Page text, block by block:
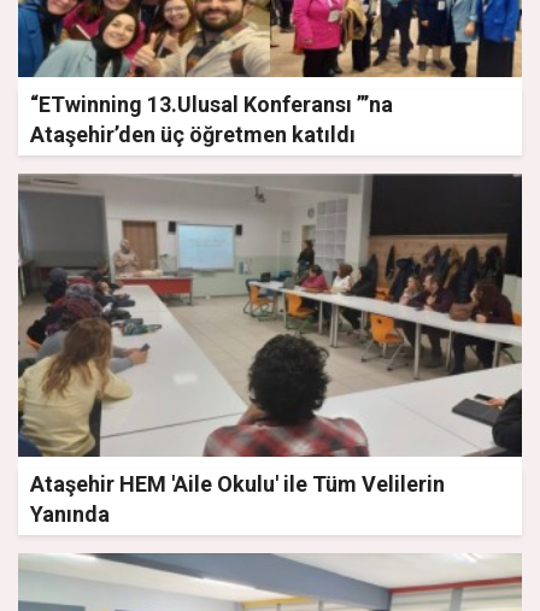
“ETwinning 13.Ulusal Konferansı ”’na
Ataşehir’den üç öğretmen katıldı
Ataşehir HEM 'Aile Okulu' ile Tüm Velilerin
Yanında